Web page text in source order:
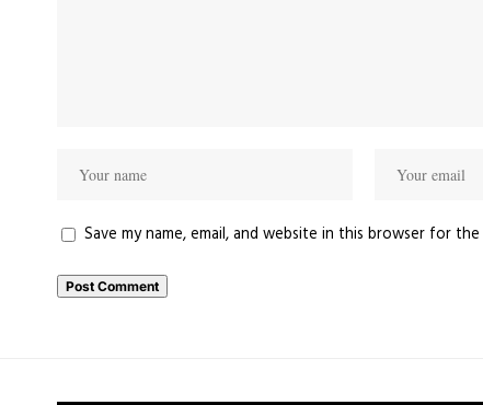
Save my name, email, and website in this browser for